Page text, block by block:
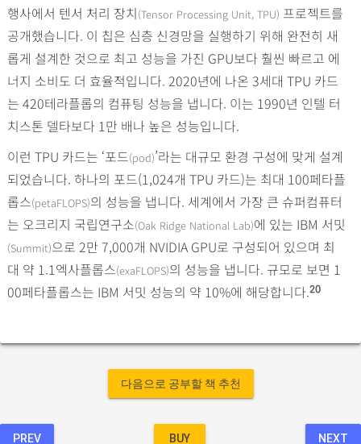
행사에서 텐서 처리 장치(Tensor Processing Unit, TPU) 프로젝트를
공개했습니다. 이 칩은 심층 신경망을 실행하기 위해 완전히 새
롭게 설계한 것으로 최고 성능을 가진 GPU보다 훨씬 빠르고 에
너지 소비도 더 효율적입니다. 2020년에 나온 3세대 TPU 카드
는 420테라플롭의 컴퓨팅 성능을 냅니다. 이는 1990년 인텔 터
치스톤 델타보다 1만 배나 높은 성능입니다.
이런 TPU 카드는 ‘포드(pod)’라는 대규모 환경 구성에 맞게 설계
되었습니다. 하나의 포드(1,024개 TPU 카드)는 최대 100페타플
롭스(petaFLOPS)의 성능을 냅니다. 세계에서 가장 큰 슈퍼컴퓨터
는 오크리지 국립연구소(Oak Ridge National Lab)에 있는 IBM 서밋
(Summit)으로 2만 7,000개 NVIDIA GPU로 구성되어 있으며 최
대 약 1.1엑사플롭스(exaFLOPS)의 성능을 냅니다. 규모로 보면 1
00페타플롭스는 IBM 서밋 성능의 약 10%에 해당합니다.20
다음으로 공부할 책 추천
PREV BUY NEXT